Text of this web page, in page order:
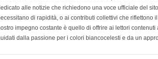
alle notizie che richiedono una voce ufficiale del
di rapidità, o ai contributi collettivi che riflettono
impegno costante è quello di offrire ai lettori
dalla passione per i colori biancocelesti e da un